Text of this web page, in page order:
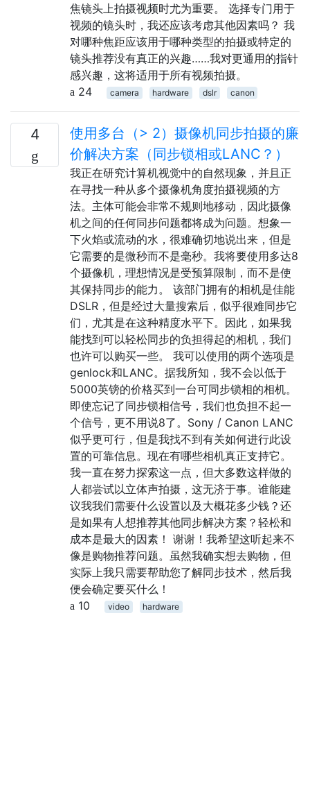
焦镜头上拍摄视频时尤为重要。 选择专门用于
视频的镜头时，我还应该考虑其他因素吗？ 我
对哪种焦距应该用于哪种类型的拍摄或特定的
镜头推荐没有真正的兴趣……我对更通用的指针
感兴趣，这将适用于所有视频拍摄。
24
camera hardware dslr canon
4
使用多台（> 2）摄像机同步拍摄的廉
价解决方案（同步锁相或LANC？）
我正在研究计算机视觉中的自然现象，并且正
在寻找一种从多个摄像机角度拍摄视频的方
法。主体可能会非常不规则地移动，因此摄像
机之间的任何同步问题都将成为问题。想象一
下火焰或流动的水，很难确切地说出来，但是
它需要的是微秒而不是毫秒。我将要使用多达8
个摄像机，理想情况是受预算限制，而不是使
其保持同步的能力。 该部门拥有的相机是佳能
DSLR，但是经过大量搜索后，似乎很难同步它
们，尤其是在这种精度水平下。因此，如果我
能找到可以轻松同步的负担得起的相机，我们
也许可以购买一些。 我可以使用的两个选项是
genlock和LANC。据我所知，我不会以低于
5000英镑的价格买到一台可同步锁相的相机。
即使忘记了同步锁相信号，我们也负担不起一
个信号，更不用说8了。Sony / Canon LANC
似乎更可行，但是我找不到有关如何进行此设
置的可靠信息。现在有哪些相机真正支持它。
我一直在努力探索这一点，但大多数这样做的
人都尝试以立体声拍摄，这无济于事。谁能建
议我我们需要什么设置以及大概花多少钱？还
是如果有人想推荐其他同步解决方案？轻松和
成本是最大的因素！ 谢谢！我希望这听起来不
像是购物推荐问题。虽然我确实想去购物，但
实际上我只需要帮助您了解同步技术，然后我
便会确定要买什么！
10
video hardware